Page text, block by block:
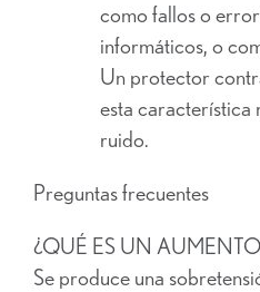
como fallos o
informáticos, o
Un protector
esta característica
ruido.
Preguntas frecuentes
¿QUÉ ES UN
Se produce una